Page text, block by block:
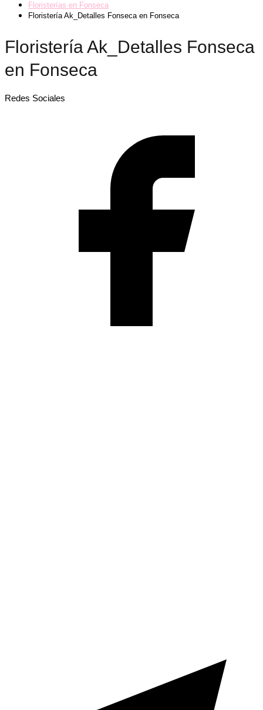
Floristerías en Fonseca
Floristería Ak_Detalles Fonseca en Fonseca
Floristería Ak_Detalles Fonseca
en Fonseca
Redes Sociales